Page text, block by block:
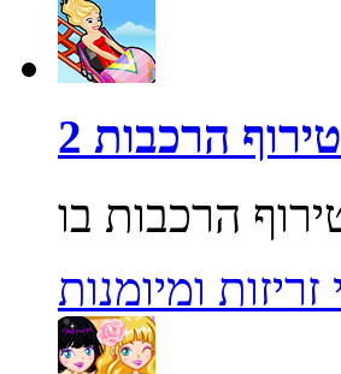
טירוף הרכבות 2
ומיומנות